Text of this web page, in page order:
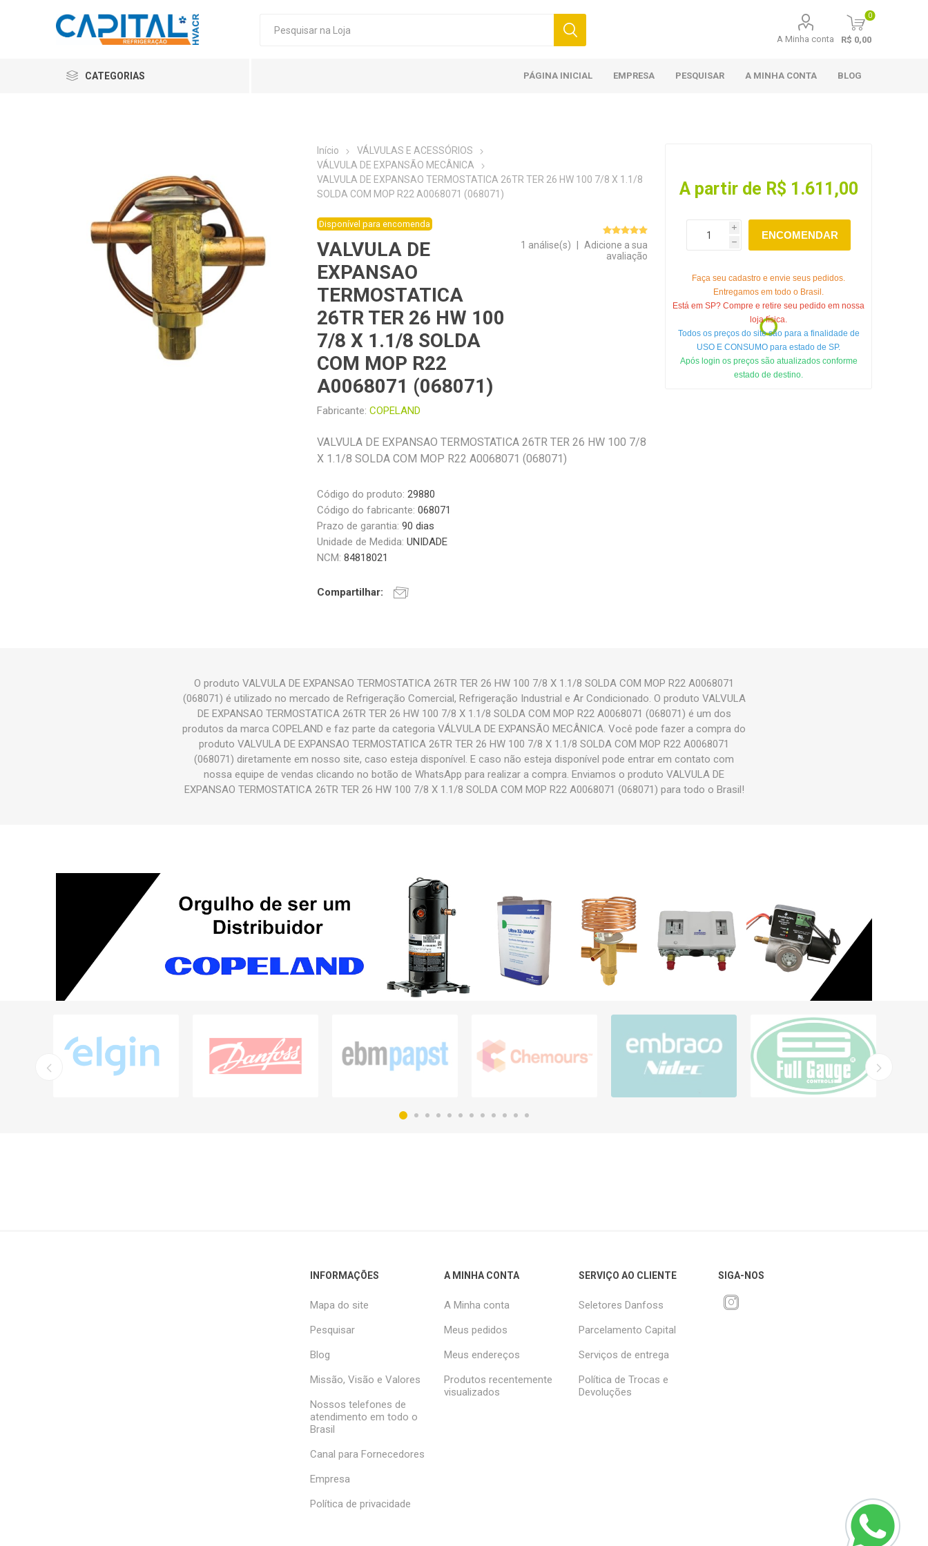
A Minha conta
0
R$ 0,00
CATEGORIAS PÁGINA INICIAL EMPRESA PESQUISAR A MINHA CONTA BLOG
Início
VÁLVULAS E ACESSÓRIOS
VÁLVULA DE EXPANSÃO MECÂNICA
VALVULA DE EXPANSAO TERMOSTATICA 26TR TER 26 HW 100 7/8 X 1.1/8
SOLDA COM MOP R22 A0068071 (068071)
Disponível para encomenda
VALVULA DE
EXPANSAO
TERMOSTATICA
26TR TER 26 HW 100
7/8 X 1.1/8 SOLDA
COM MOP R22
A0068071 (068071)
Fabricante: COPELAND
1 análise(s)
Adicione a sua
avaliação
VALVULA DE EXPANSAO TERMOSTATICA 26TR TER 26 HW 100 7/8
X 1.1/8 SOLDA COM MOP R22 A0068071 (068071)
Código do produto: 29880
Código do fabricante: 068071
Prazo de garantia:90 dias
Unidade de Medida:UNIDADE
NCM:84818021
Compartilhar:
A partir de R$ 1.611,00
i
h
ENCOMENDAR
Faça seu cadastro e envie seus pedidos.
Entregamos em todo o Brasil.
Está em SP? Compre e retire seu pedido em nossa
loja física.
Todos os preços do site são para a finalidade de
USO E CONSUMO para estado de SP.
Após login os preços são atualizados conforme
estado de destino.
O produto VALVULA DE EXPANSAO TERMOSTATICA 26TR TER 26 HW 100 7/8 X 1.1/8 SOLDA COM MOP R22 A0068071
(068071) é utilizado no mercado de Refrigeração Comercial, Refrigeração Industrial e Ar Condicionado. O produto VALVULA
DE EXPANSAO TERMOSTATICA 26TR TER 26 HW 100 7/8 X 1.1/8 SOLDA COM MOP R22 A0068071 (068071) é um dos
produtos da marca COPELAND e faz parte da categoria VÁLVULA DE EXPANSÃO MECÂNICA. Você pode fazer a compra do
produto VALVULA DE EXPANSAO TERMOSTATICA 26TR TER 26 HW 100 7/8 X 1.1/8 SOLDA COM MOP R22 A0068071
(068071) diretamente em nosso site, caso esteja disponível. E caso não esteja disponível pode entrar em contato com
nossa equipe de vendas clicando no botão de WhatsApp para realizar a compra. Enviamos o produto VALVULA DE
EXPANSAO TERMOSTATICA 26TR TER 26 HW 100 7/8 X 1.1/8 SOLDA COM MOP R22 A0068071 (068071) para todo o Brasil!
INFORMAÇÕES
Mapa do site
Pesquisar
Blog
Missão, Visão e Valores
Nossos telefones de
atendimento em todo o
Brasil
Canal para Fornecedores
Empresa
Política de privacidade
A MINHA CONTA
A Minha conta
Meus pedidos
Meus endereços
Produtos recentemente
visualizados
SERVIÇO AO CLIENTE
Seletores Danfoss
Parcelamento Capital
Serviços de entrega
Política de Trocas e
Devoluções
SIGA-NOS